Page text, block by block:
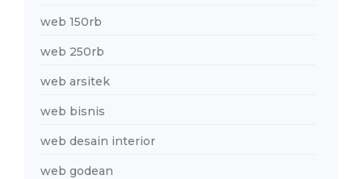
web 150rb
web 250rb
web arsitek
web bisnis
web desain interior
web godean